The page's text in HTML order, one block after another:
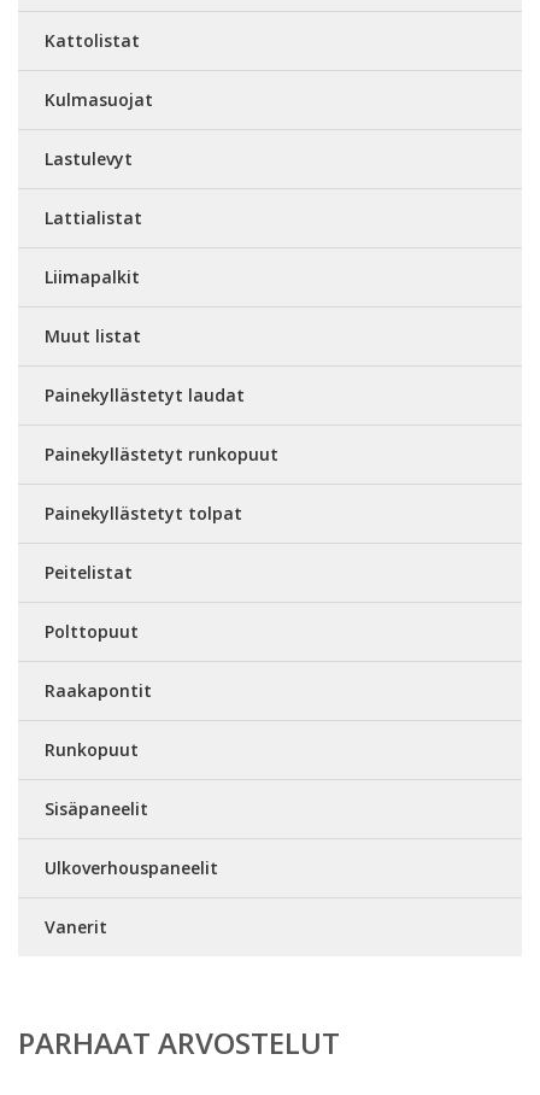
Kattolistat
Kulmasuojat
Lastulevyt
Lattialistat
Liimapalkit
Muut listat
Painekyllästetyt laudat
Painekyllästetyt runkopuut
Painekyllästetyt tolpat
Peitelistat
Polttopuut
Raakapontit
Runkopuut
Sisäpaneelit
Ulkoverhouspaneelit
Vanerit
PARHAAT ARVOSTELUT